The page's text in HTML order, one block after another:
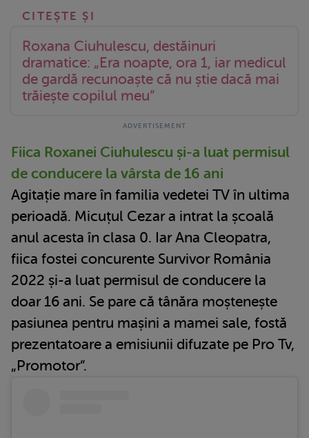
Roxana Ciuhulescu, destăinuri
dramatice: „Era noapte, ora 1, iar medicul
de gardă recunoaște că nu știe dacă mai
trăiește copilul meu”
Fiica Roxanei Ciuhulescu și-a luat permisul
de conducere la vârsta de 16 ani
Agitație mare în familia vedetei TV în ultima
perioadă. Micuțul Cezar a intrat la școală
anul acesta în clasa 0. Iar Ana Cleopatra,
fiica fostei concurente Survivor România
2022 și-a luat permisul de conducere la
doar 16 ani. Se pare că tânăra moștenește
pasiunea pentru mașini a mamei sale, fostă
prezentatoare a emisiunii difuzate pe Pro Tv,
„Promotor”.